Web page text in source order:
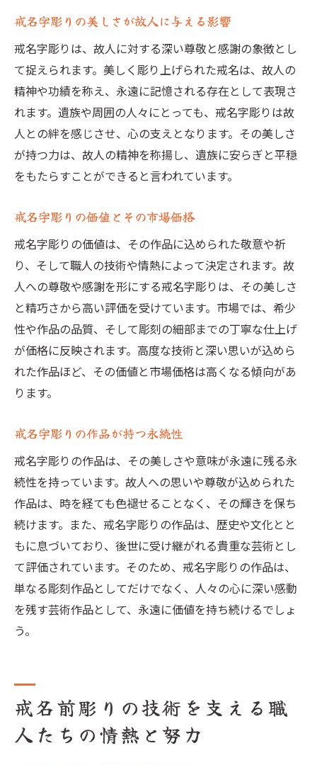
戒名字彫りの美しさが故人に与える影響
戒名字彫りは、故人に対する深い尊敬と感謝の象徴とし
て捉えられます。美しく彫り上げられた戒名は、故人の
精神や功績を称え、永遠に記憶される存在として表現さ
れます。遺族や周囲の人々にとっても、戒名字彫りは故
人との絆を感じさせ、心の支えとなります。その美しさ
が持つ力は、故人の精神を称揚し、遺族に安らぎと平穏
をもたらすことができると言われています。
戒名字彫りの価値とその市場価格
戒名字彫りの価値は、その作品に込められた敬意や祈
り、そして職人の技術や情熱によって決定されます。故
人への尊敬や感謝を形にする戒名字彫りは、その美しさ
と精巧さから高い評価を受けています。市場では、希少
性や作品の品質、そして彫刻の細部までの丁寧な仕上げ
が価格に反映されます。高度な技術と深い思いが込めら
れた作品ほど、その価値と市場価格は高くなる傾向があ
ります。
戒名字彫りの作品が持つ永続性
戒名字彫りの作品は、その美しさや意味が永遠に残る永
続性を持っています。故人への思いや尊敬が込められた
作品は、時を経ても色褪せることなく、その輝きを保ち
続けます。また、戒名字彫りの作品は、歴史や文化とと
もに息づいており、後世に受け継がれる貴重な芸術とし
て評価されています。そのため、戒名字彫りの作品は、
単なる彫刻作品としてだけでなく、人々の心に深い感動
を残す芸術作品として、永遠に価値を持ち続けるでしょ
う。
戒名前彫りの技術を支える職
人たちの情熱と努力